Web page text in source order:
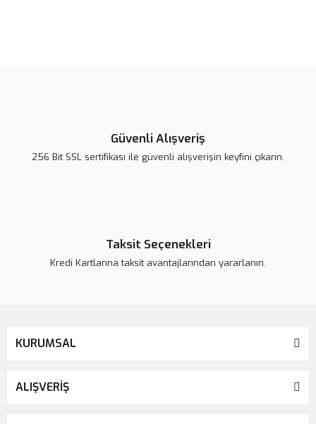
Güvenli Alışveriş
256 Bit SSL sertifikası ile güvenli alışverişin keyfini çıkarın.
Taksit Seçenekleri
Kredi Kartlarına taksit avantajlarından yararlanın.
KURUMSAL
ALIŞVERİŞ